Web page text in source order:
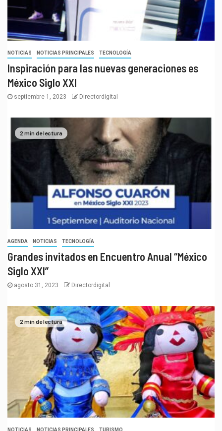
NOTICIAS NOTICIAS PRINCIPALES TECNOLOGÍA
Inspiración para las nuevas generaciones es
México Siglo XXI
septiembre 1, 2023 Directordigital
2 min de lectura
AGENDA NOTICIAS TECNOLOGÍA
Grandes invitados en Encuentro Anual “México
Siglo XXI”
agosto 31, 2023 Directordigital
2 min de lectura